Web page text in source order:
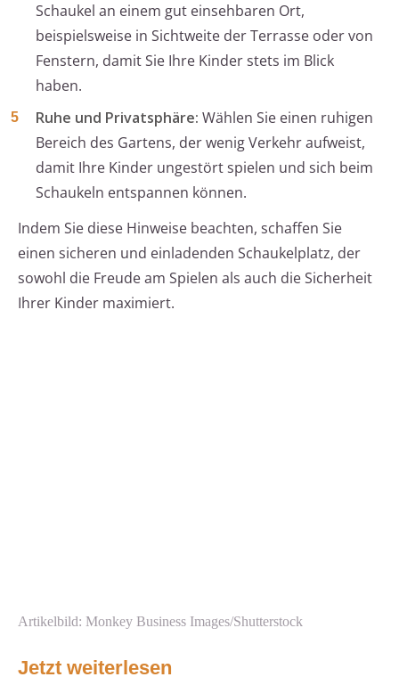
Schaukel an einem gut einsehbaren Ort,
beispielsweise in Sichtweite der Terrasse oder von
Fenstern, damit Sie Ihre Kinder stets im Blick
haben.
Ruhe und Privatsphäre: Wählen Sie einen ruhigen
Bereich des Gartens, der wenig Verkehr aufweist,
damit Ihre Kinder ungestört spielen und sich beim
Schaukeln entspannen können.
Indem Sie diese Hinweise beachten, schaffen Sie
einen sicheren und einladenden Schaukelplatz, der
sowohl die Freude am Spielen als auch die Sicherheit
Ihrer Kinder maximiert.
Artikelbild: Monkey Business Images/Shutterstock
Jetzt weiterlesen